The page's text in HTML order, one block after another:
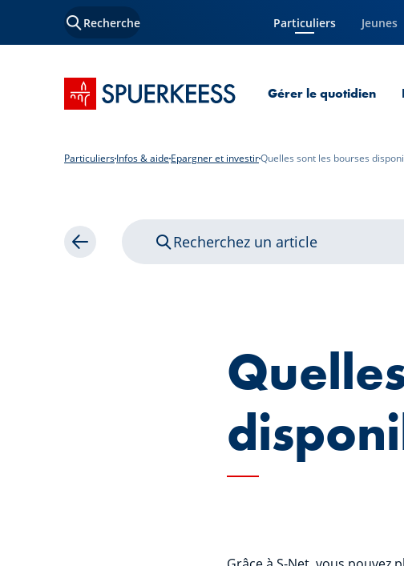
Recherche Particuliers
Page courante Jeunes
Accueil SPUERKEESS Gérer le quotidien
ParticuliersInfos & aide Epargner et investirQuelles sont les bourses
Retour Recherchez un article